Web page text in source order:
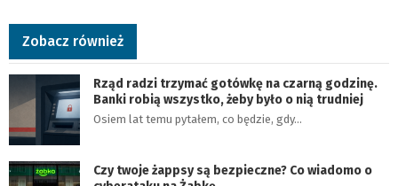
Zobacz również
Rząd radzi trzymać gotówkę na czarną godzinę.
Banki robią wszystko, żeby było o nią trudniej
Osiem lat temu pytałem, co będzie, gdy…
Czy twoje żappsy są bezpieczne? Co wiadomo o